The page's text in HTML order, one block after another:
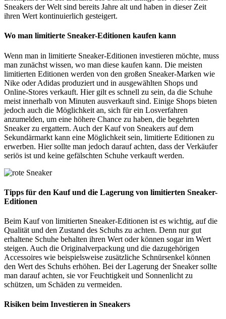
Sneakers der Welt sind bereits Jahre alt und haben in dieser Zeit
ihren Wert kontinuierlich gesteigert.
Wo man limitierte Sneaker-Editionen kaufen kann
Wenn man in limitierte Sneaker-Editionen investieren möchte, muss
man zunächst wissen, wo man diese kaufen kann. Die meisten
limitierten Editionen werden von den großen Sneaker-Marken wie
Nike oder Adidas produziert und in ausgewählten Shops und
Online-Stores verkauft. Hier gilt es schnell zu sein, da die Schuhe
meist innerhalb von Minuten ausverkauft sind. Einige Shops bieten
jedoch auch die Möglichkeit an, sich für ein Losverfahren
anzumelden, um eine höhere Chance zu haben, die begehrten
Sneaker zu ergattern. Auch der Kauf von Sneakers auf dem
Sekundärmarkt kann eine Möglichkeit sein, limitierte Editionen zu
erwerben. Hier sollte man jedoch darauf achten, dass der Verkäufer
seriös ist und keine gefälschten Schuhe verkauft werden.
Tipps für den Kauf und die Lagerung von limitierten Sneaker-
Editionen
Beim Kauf von limitierten Sneaker-Editionen ist es wichtig, auf die
Qualität und den Zustand des Schuhs zu achten. Denn nur gut
erhaltene Schuhe behalten ihren Wert oder können sogar im Wert
steigen. Auch die Originalverpackung und die dazugehörigen
Accessoires wie beispielsweise zusätzliche Schnürsenkel können
den Wert des Schuhs erhöhen. Bei der Lagerung der Sneaker sollte
man darauf achten, sie vor Feuchtigkeit und Sonnenlicht zu
schützen, um Schäden zu vermeiden.
Risiken beim Investieren in Sneakers